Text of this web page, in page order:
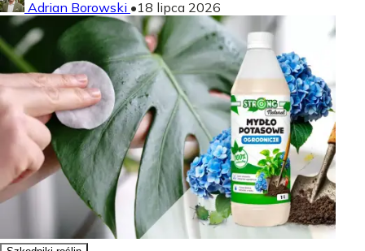
Adrian Borowski •18 lipca 2026